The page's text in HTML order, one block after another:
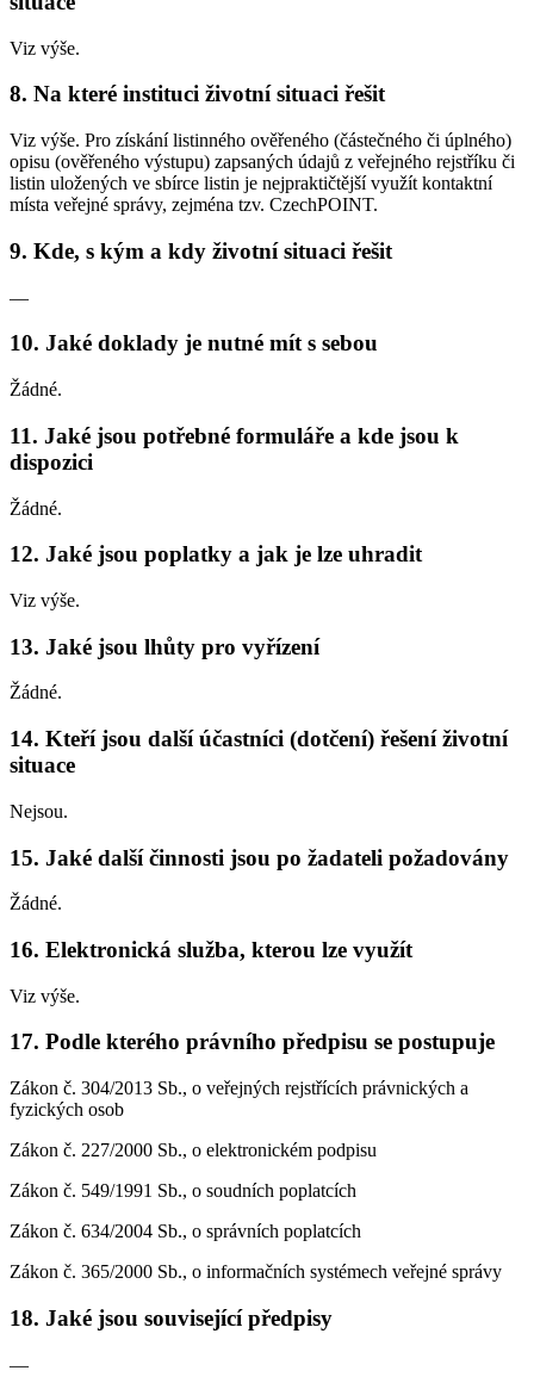
Viz výše.
8. Na které instituci životní situaci řešit
Viz výše. Pro získání listinného ověřeného (částečného či úplného)
opisu (ověřeného výstupu) zapsaných údajů z veřejného rejstříku či
listin uložených ve sbírce listin je nejpraktičtější využít kontaktní
místa veřejné správy, zejména tzv. CzechPOINT.
9. Kde, s kým a kdy životní situaci řešit
—
10. Jaké doklady je nutné mít s sebou
Žádné.
11. Jaké jsou potřebné formuláře a kde jsou k
dispozici
Žádné.
12. Jaké jsou poplatky a jak je lze uhradit
Viz výše.
13. Jaké jsou lhůty pro vyřízení
Žádné.
14. Kteří jsou další účastníci (dotčení) řešení životní
situace
Nejsou.
15. Jaké další činnosti jsou po žadateli požadovány
Žádné.
16. Elektronická služba, kterou lze využít
Viz výše.
17. Podle kterého právního předpisu se postupuje
Zákon č. 304/2013 Sb., o veřejných rejstřících právnických a
fyzických osob
Zákon č. 227/2000 Sb., o elektronickém podpisu
Zákon č. 549/1991 Sb., o soudních poplatcích
Zákon č. 634/2004 Sb., o správních poplatcích
Zákon č. 365/2000 Sb., o informačních systémech veřejné správy
18. Jaké jsou související předpisy
—